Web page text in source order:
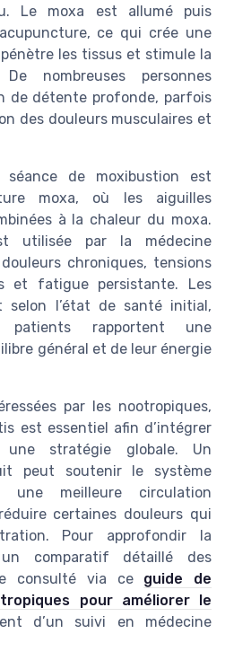
Le moxa est allumé puis
ce qui crée une
les tissus et stimule la
nombreuses personnes
de détente profonde, parfois
des douleurs musculaires et
de moxibustion est
moxa, où les aiguilles
à la chaleur du moxa.
utilisée par la médecine
chroniques, tensions
et fatigue persistante. Les
selon l’état de santé initial,
rapportent une
général et de leur énergie
par les nootropiques,
est essentiel afin d’intégrer
une stratégie globale. Un
peut soutenir le système
une meilleure circulation
certaines douleurs qui
Pour approfondir la
comparatif détaillé des
consulté via ce guide de
pour améliorer le
d’un suivi en médecine